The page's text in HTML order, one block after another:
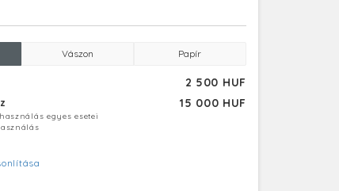
Vászon Papír
2 500 HUF
15 000 HUF
egyes esetei